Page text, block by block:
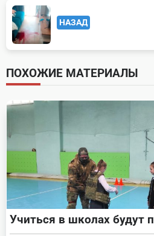
<span
class="nav-
subtitle
screen-
reader-
text">Page</span>
НАЗАД
ПОХОЖИЕ МАТЕРИАЛЫ
Учиться в школах будут